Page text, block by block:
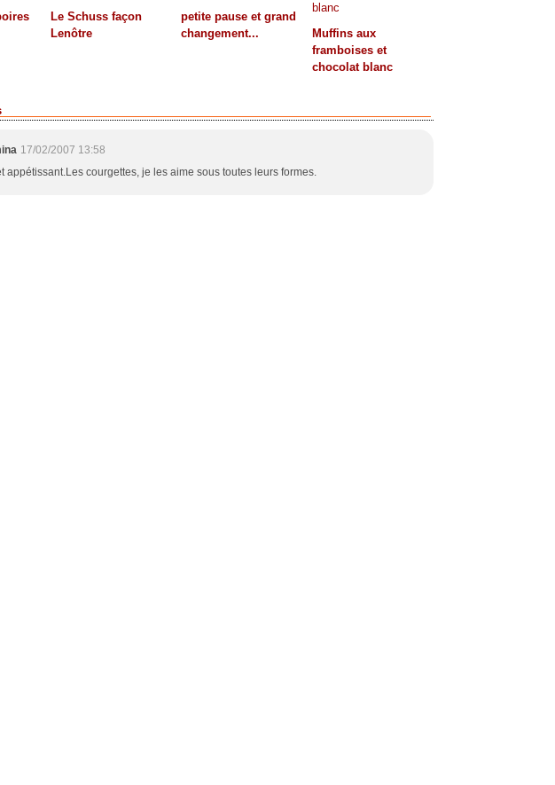
Le Schuss façon
Lenôtre
petite pause et grand
changement...
Muffins aux
framboises et
chocolat blanc
17/02/2007 13:58
appétissant.Les courgettes, je les aime sous toutes leurs formes.